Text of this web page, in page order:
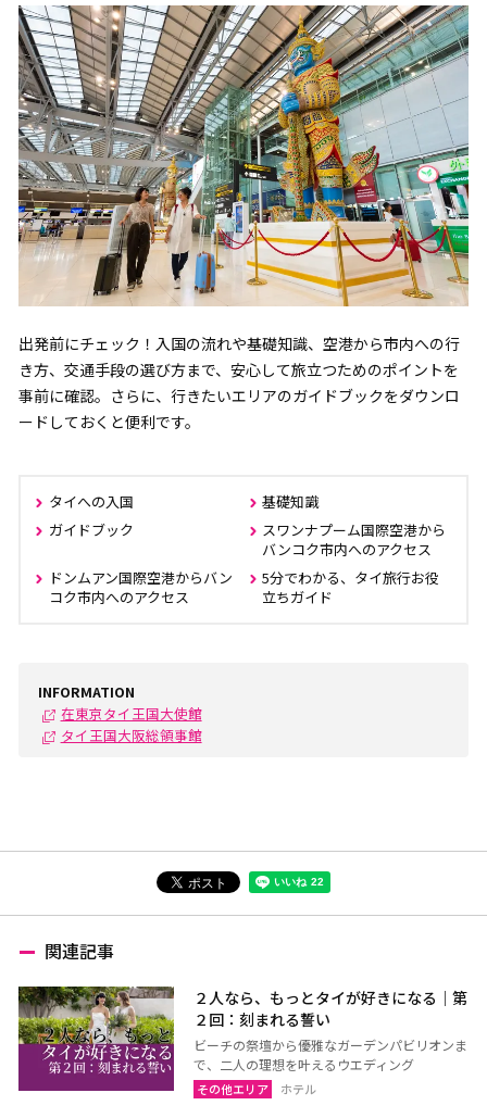
出発前にチェック！入国の流れや基礎知識、空港から市内への行
き方、交通手段の選び方まで、安心して旅立つためのポイントを
事前に確認。さらに、行きたいエリアのガイドブックをダウンロ
ードしておくと便利です。
タイへの入国
基礎知識
ガイドブック
スワンナプーム国際空港から
バンコク市内へのアクセス
ドンムアン国際空港からバン
コク市内へのアクセス
5分でわかる、タイ旅行お役
立ちガイド
INFORMATION
在東京タイ王国大使館
タイ王国大阪総領事館
関連記事
２人なら、もっとタイが好きになる｜第
２回：刻まれる誓い
ビーチの祭壇から優雅なガーデンパビリオンま
で、二人の理想を叶えるウエディング
その他エリア ホテル